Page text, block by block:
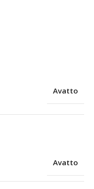
Avatto
Avatto